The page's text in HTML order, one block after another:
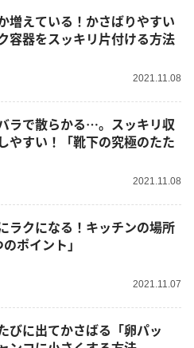
増えている！かさばりやすい
容器をスッキリ片付ける方法
2021.11.08
ラで散らかる…。スッキリ収
やすい！「靴下の究極のたた
2021.11.08
ラクになる！キッチンの場所
ポイント」
2021.11.07
びに出てかさばる「卵パッ